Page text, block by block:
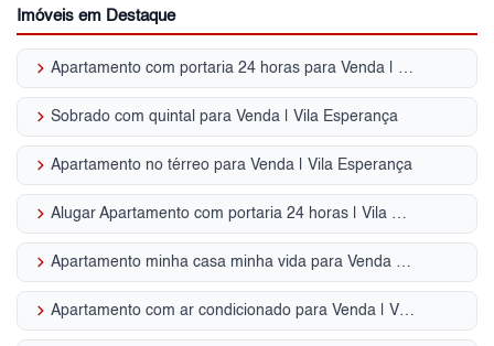
Imóveis em Destaque
keyboard_arrow_right Apartamento com portaria 24 horas para Venda | Vila Esperança
keyboard_arrow_right Sobrado com quintal para Venda | Vila Esperança
keyboard_arrow_right Apartamento no térreo para Venda | Vila Esperança
keyboard_arrow_right Alugar Apartamento com portaria 24 horas | Vila Esperança
keyboard_arrow_right Apartamento minha casa minha vida para Venda | Vila Esperança
keyboard_arrow_right Apartamento com ar condicionado para Venda | Vila Esperança